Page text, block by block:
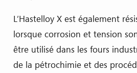
L’Hastelloy X est également
lorsque corrosion et tension
être utilisé dans les fours
de la pétrochimie et des